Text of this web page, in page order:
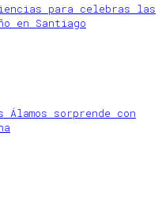
para celebras las
en Santiago
Álamos sorprende con